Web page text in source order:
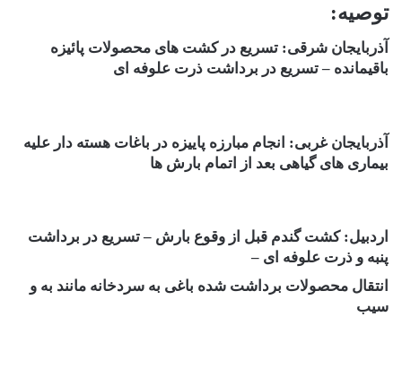
توصیه:
آذربایجان شرقی: تسریع در کشت های محصولات پائیزه
باقیمانده – تسریع در برداشت ذرت علوفه ای
آذربایجان غربی: انجام مبارزه پاییزه در باغات هسته دار علیه
بیماری های گیاهی بعد از اتمام بارش ها
اردبیل: کشت گندم قبل از وقوع بارش – تسریع در برداشت
پنبه و ذرت علوفه ای –
انتقال محصولات برداشت شده باغی به سردخانه مانند به و
سیب